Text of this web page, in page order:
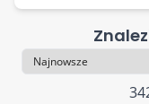
Sortowanie